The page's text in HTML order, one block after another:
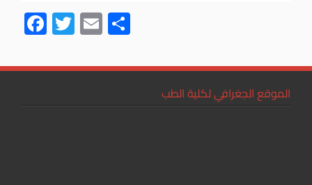
F
ac
e
o
T
wi
tt
E
m
ailar
الموقع الجغرافي لكلية الطب